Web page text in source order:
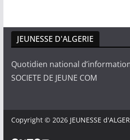
JEUNESSE D'ALGERIE
Quotidien national
SOCIETE DE JEUNE COM
Copyright © 2026 JEUNESSE